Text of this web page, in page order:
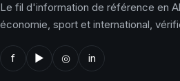
Le fil d'information de référence en
économie, sport et international,
f ▶ ◎ in